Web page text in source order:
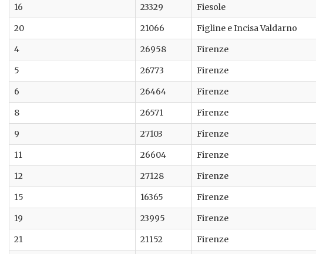
16
23329 Fiesole
20
21066 Figline e Incisa Valdarno
4
26958 Firenze
5
26773 Firenze
6
26464 Firenze
8
26571 Firenze
9
27103 Firenze
11
26604 Firenze
12
27128 Firenze
15
16365 Firenze
19
23995 Firenze
21
21152 Firenze